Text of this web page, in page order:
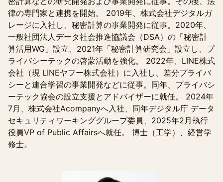
律の専門家と連携を開始。 2019年、株式会社デジタルガ
レージに入社し、秘密計算の事業開発に従事。2020年、
一般社団法人データ社会推進協議会（DSA）の「秘密計
算活用WG」設立、2021年「秘密計算研究会」設立し、プ
ライバシーテックの啓蒙活動を強化。 2022年、LINE株式
会社（現 LINEヤフー株式会社）に入社し、差分プライバ
シーと連合学習の事業開発などに従事。同年、プライバシ
ーテック協会の設立支援とアドバイザーに就任。 2024年
7月、株式会社Acompanyへ入社、同年デジタル庁 データ
セキュリティワーキンググループ委員、2025年2月執行
役員VP of Public Affairsへ就任。 博士（工学）、経営学
修士。